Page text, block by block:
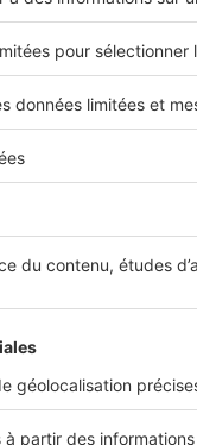
en fonction de
de votre future
les fenêtres
d’installer
en fonction de
de grandes
une fois l’été venu.
l’intimité règne,
installer plutôt de
la pièce sans